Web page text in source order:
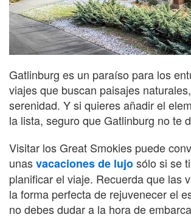
Gatlinburg es un paraíso para los
viajes que buscan paisajes
serenidad. Y si quieres añadir el
la lista, seguro que Gatlinburg no te
Visitar los Great Smokies puede
unasvacaciones de lujosólo si se
planificar el viaje. Recuerda que las
la forma perfecta de rejuvenecer el
no debes dudar a la hora de